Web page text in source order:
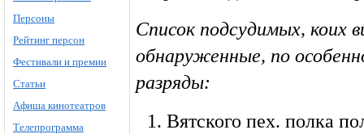
Персоны
Рейтинг персон
Фестивали и премии
Статьи
Афиша кинотеатров
Телепрограмма
Список подсудимых, коих
обнаруженные, по
разряды:
Вятского пех. полка